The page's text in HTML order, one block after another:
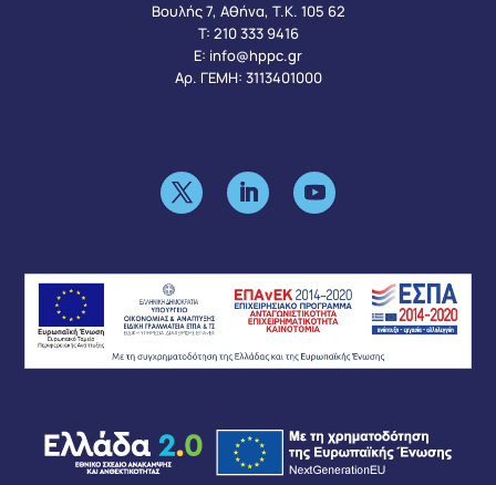
Βουλής 7, Αθήνα, Τ.Κ. 105 62
Τ: 210 333 9416
Ε: info@hppc.gr
Αρ. ΓΕΜΗ: 3113401000